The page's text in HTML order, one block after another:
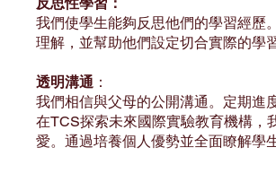
我們使學生能夠反思他們的學習經歷
理解，並幫助他們設定切合實際的學
透明溝通 ：
我們相信與父母的公開溝通。定期進
在TCS探索未來國際實驗教育機構，
愛。通過培養個人優勢並全面瞭解學